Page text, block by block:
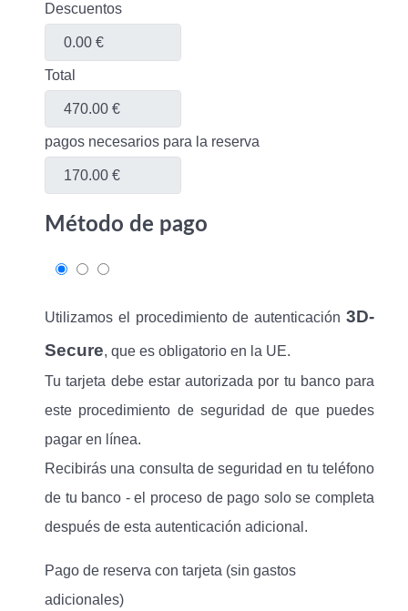
Descuentos
Total
pagos necesarios para la reserva
Método de pago
Utilizamos el procedimiento de autenticación 3D-
Secure, que es obligatorio en la UE.
Tu tarjeta debe estar autorizada por tu banco para
este procedimiento de seguridad de que puedes
pagar en línea.
Recibirás una consulta de seguridad en tu teléfono
de tu banco - el proceso de pago solo se completa
después de esta autenticación adicional.
Pago de reserva con tarjeta (sin gastos
adicionales)